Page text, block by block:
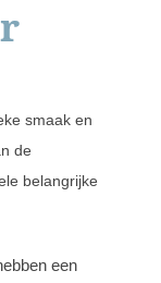
smaak en
de
belangrijke
een